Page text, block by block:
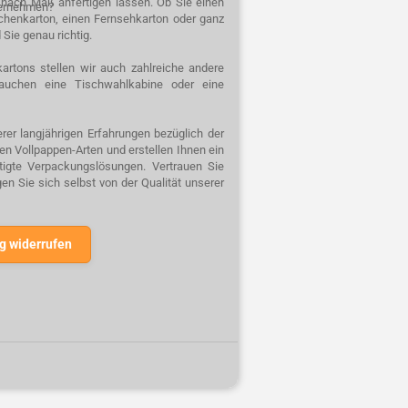
einen Fernsehkarton oder ganz
genau richtig.
stellen wir auch zahlreiche andere
eine Tischwahlkabine oder eine
langjährigen Erfahrungen bezüglich der
Vollpappen-Arten und erstellen Ihnen ein
Verpackungslösungen. Vertrauen Sie
Sie sich selbst von der Qualität unserer
widerrufen